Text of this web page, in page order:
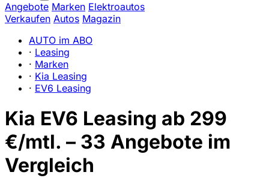
Angebote Marken Elektroautos
Verkaufen Autos Magazin
AUTO im ABO
· Leasing
· Marken
· Kia Leasing
· EV6 Leasing
Kia EV6 Leasing ab 299
€/mtl. – 33 Angebote im
Vergleich